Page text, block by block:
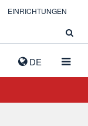
DE
EINRICHTUNGEN